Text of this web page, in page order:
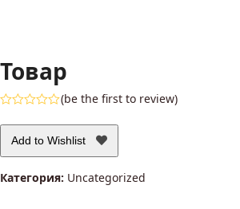
Товар
0
(be the first to review)
Add to Wishlist
Категория: Uncategorized